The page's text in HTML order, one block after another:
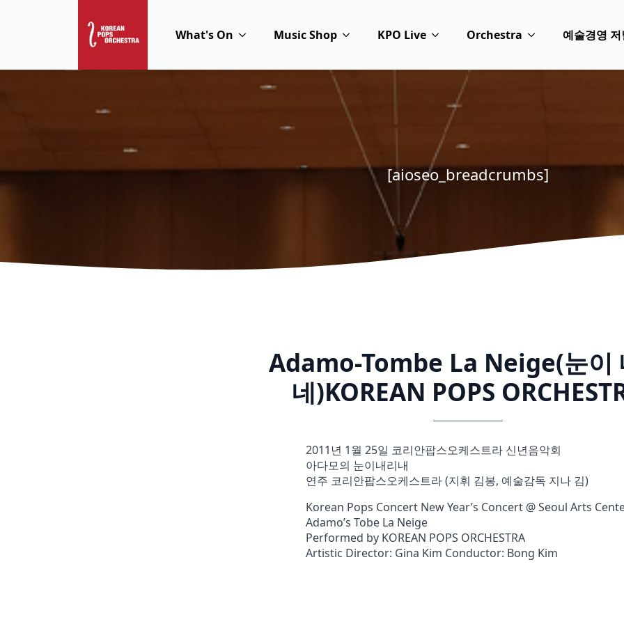
What's On Music Shop KPO Live Orchestra 예술경영 저
[aioseo_breadcrumbs]
Adamo-Tombe La Neige(눈이
네)KOREAN POPS
2011년 1월 25일 코리안팝스오케스트라 신년음악회
아다모의 눈이내리내
연주 코리안팝스오케스트라 (지휘 김봉, 예술감독 지나 김)
Korean Pops Concert New Year’s Concert @ Seoul Arts
Adamo’s Tobe La Neige
Performed by KOREAN POPS ORCHESTRA
Artistic Director: Gina Kim Conductor: Bong Kim